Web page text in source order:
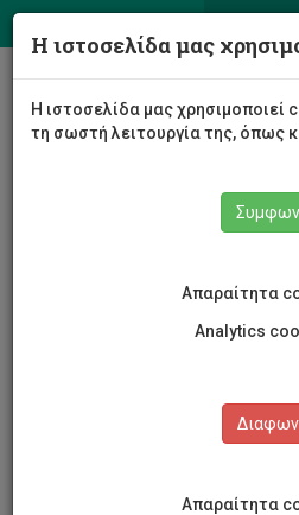
Η ιστοσελίδα μας
Η ιστοσελίδα μας χρησιμοποιεί
τη σωστή λειτουργία της, όπως
Απαραίτητα
Analytics
Απαραίτητα